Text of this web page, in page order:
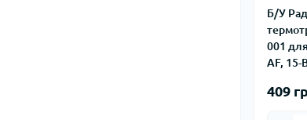
Б/У
001
AF, 15-
409